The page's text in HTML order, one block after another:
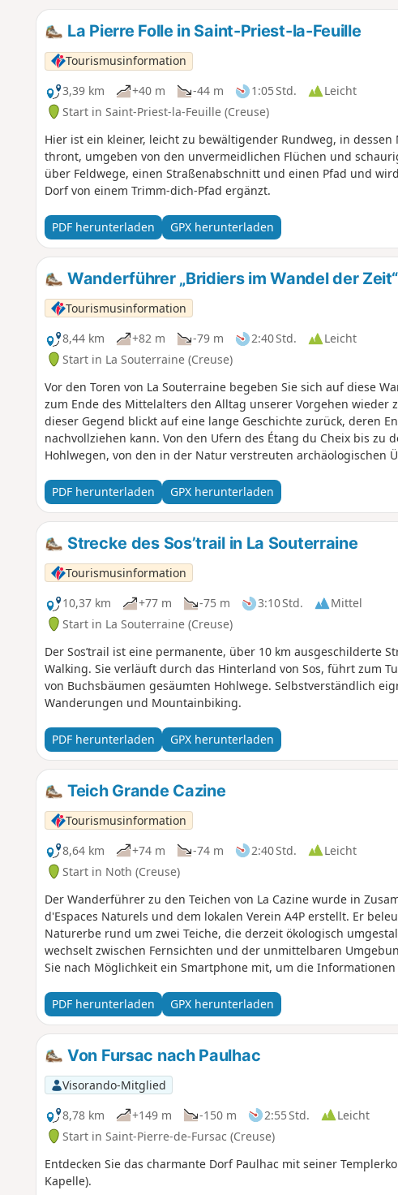
La Pierre Folle in Saint-Priest-la-Feuille
Tourismusinformation
3,39 km
+40 m -44 m 1:05 Std.
Leicht
Start in Saint-Priest-la-Feuille (Creuse)
Hier ist ein kleiner, leicht zu bewältigender Rundweg, in
thront, umgeben von den unvermeidlichen Flüchen und
über Feldwege, einen Straßenabschnitt und einen Pfad und
Dorf von einem Trimm-dich-Pfad ergänzt.
PDF herunterladen GPX herunterladen
Wanderführer „Bridiers im Wandel der Zeit“
Tourismusinformation
8,44 km
+82 m -79 m 2:40 Std.
Leicht
Start in La Souterraine (Creuse)
Vor den Toren von La Souterraine begeben Sie sich auf diese
zum Ende des Mittelalters den Alltag unserer Vorgehen wieder
dieser Gegend blickt auf eine lange Geschichte zurück, deren
nachvollziehen kann. Von den Ufern des Étang du Cheix bis zu
Hohlwegen, von den in der Natur verstreuten archäologischen
Jahrhunderte.
PDF herunterladen GPX herunterladen
Strecke des Sos’trail in La Souterraine
Tourismusinformation
10,37 km
+77 m -75 m 3:10 Std.
Mittel
Start in La Souterraine (Creuse)
Der Sos’trail ist eine permanente, über 10 km ausgeschilderte
Walking. Sie verläuft durch das Hinterland von Sos, führt zum
von Buchsbäumen gesäumten Hohlwege. Selbstverständlich
Wanderungen und Mountainbiking.
PDF herunterladen GPX herunterladen
Teich Grande Cazine
Tourismusinformation
8,64 km
+74 m -74 m 2:40 Std.
Leicht
Start in Noth (Creuse)
Der Wanderführer zu den Teichen von La Cazine wurde in
d'Espaces Naturels und dem lokalen Verein A4P erstellt. Er
Naturerbe rund um zwei Teiche, die derzeit ökologisch
wechselt zwischen Fernsichten und der unmittelbaren
Sie nach Möglichkeit ein Smartphone mit, um die
PDF herunterladen
GPX herunterladen
Von Fursac nach Paulhac
Visorando-Mitglied
8,78 km
+149 m -150 m 2:55 Std.
Leicht
Start in Saint-Pierre-de-Fursac (Creuse)
Entdecken Sie das charmante Dorf Paulhac mit seiner
Kapelle).